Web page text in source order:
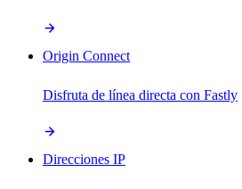
Origin Connect
Disfruta de línea directa con Fastly
Direcciones IP